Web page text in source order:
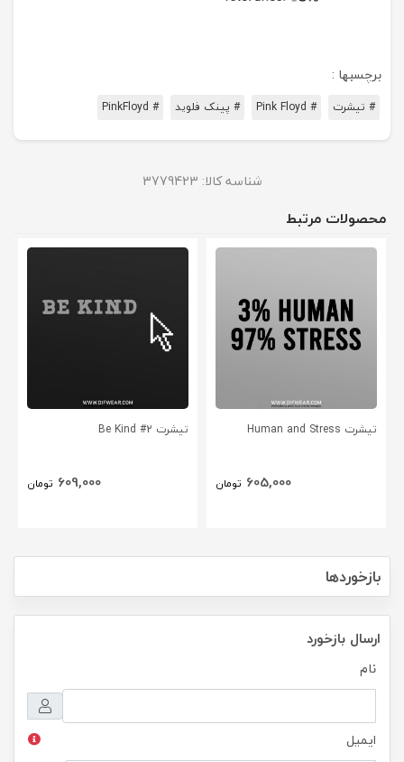
برچسبها :
# تیشرت # Pink Floyd # پینک فلوید # PinkFloyd
شناسه کالا: 3779423
محصولات مرتبط
تیشرت Human and Stress
605,000 تومان
تیشرت Be Kind #2
609,000 تومان
بازخوردها
ارسال بازخورد
نام
ایمیل